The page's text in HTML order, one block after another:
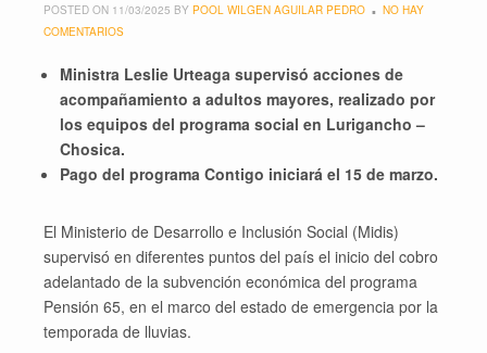
POSTED ON 11/03/2025 BY POOL WILGEN AGUILAR PEDRO
NO HAY
COMENTARIOS
Ministra Leslie Urteaga supervisó acciones de
acompañamiento a adultos mayores, realizado por
los equipos del programa social en Lurigancho –
Chosica.
Pago del programa Contigo iniciará el 15 de marzo.
El Ministerio de Desarrollo e Inclusión Social (Midis)
supervisó en diferentes puntos del país el inicio del cobro
adelantado de la subvención económica del programa
Pensión 65, en el marco del estado de emergencia por la
temporada de lluvias.